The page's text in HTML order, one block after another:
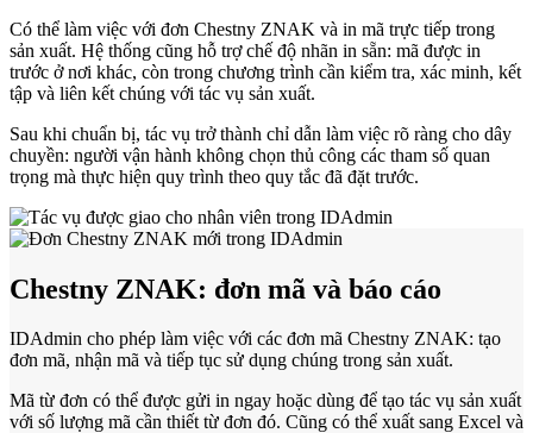
Có thể làm việc với đơn Chestny ZNAK và in mã trực tiếp trong
sản xuất. Hệ thống cũng hỗ trợ chế độ nhãn in sẵn: mã được in
trước ở nơi khác, còn trong chương trình cần kiểm tra, xác minh, kết
tập và liên kết chúng với tác vụ sản xuất.
Sau khi chuẩn bị, tác vụ trở thành chỉ dẫn làm việc rõ ràng cho dây
chuyền: người vận hành không chọn thủ công các tham số quan
trọng mà thực hiện quy trình theo quy tắc đã đặt trước.
Chestny ZNAK: đơn mã và báo cáo
IDAdmin cho phép làm việc với các đơn mã Chestny ZNAK: tạo
đơn mã, nhận mã và tiếp tục sử dụng chúng trong sản xuất.
Mã từ đơn có thể được gửi in ngay hoặc dùng để tạo tác vụ sản xuất
với số lượng mã cần thiết từ đơn đó. Cũng có thể xuất sang Excel và